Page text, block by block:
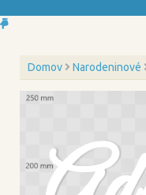
Domov Narodeninové